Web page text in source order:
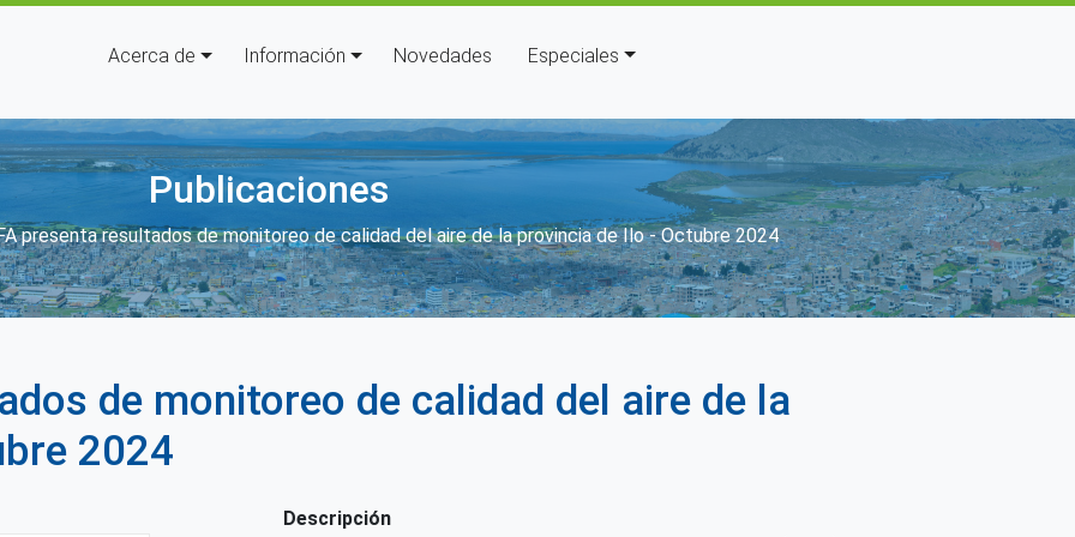
Navegación principal
Acerca de Información Novedades Especiales
Publicaciones
de ayuda a la navegación
presenta resultados de monitoreo de calidad del aire de la provincia de Ilo - Octubre 2024
de monitoreo de calidad del aire de la
2024
Descripción